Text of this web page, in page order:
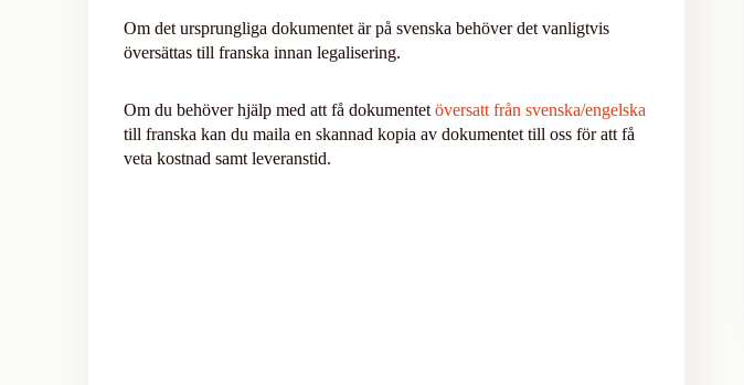
Om det ursprungliga dokumentet är på svenska behöver det vanligtvis
översättas till franska innan legalisering.
Om du behöver hjälp med att få dokumentet översatt från svenska/engelska
till franska kan du maila en skannad kopia av dokumentet till oss för att få
veta kostnad samt leveranstid.